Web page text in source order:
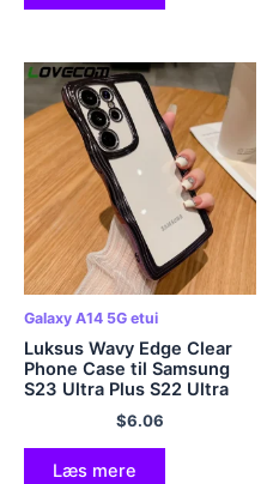
Galaxy A14 5G etui
Luksus Wavy Edge Clear
Phone Case til Samsung
S23 Ultra Plus S22 Ultra
Plus A14 A13 5G Note 20
Ultra Plating Bumper Soft
Cover
$6.06
Læs mere